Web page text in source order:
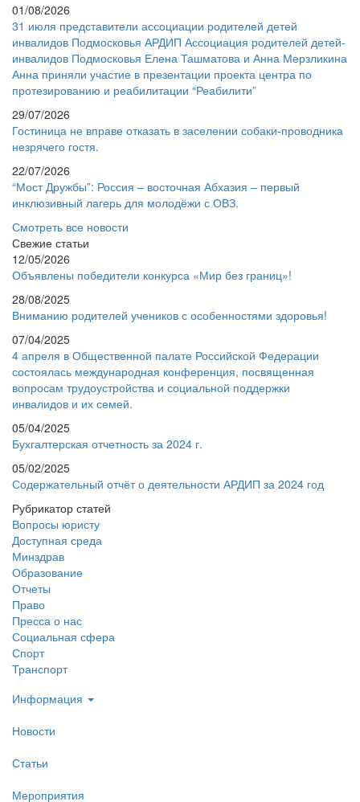
01/08/2026
31 июля представители ассоциации родителей детей
инвалидов Подмосковья АРДИП Ассоциация родителей детей-
инвалидов Подмосковья Елена Ташматова и Анна Мерзликина
Анна приняли участие в презентации проекта центра по
протезированию и реабилитации “Реабилити”
29/07/2026
Гостиница не вправе отказать в заселении собаки-проводника
незрячего гостя.
22/07/2026
“Мост Дружбы”: Россия – восточная Абхазия – первый
инклюзивный лагерь для молодёжи с ОВЗ.
Смотреть все новости
Свежие статьи
12/05/2026
Объявлены победители конкурса «Мир без границ»!
28/08/2025
Вниманию родителей учеников с особенностями здоровья!
07/04/2025
4 апреля в Общественной палате Российской Федерации
состоялась международная конференция, посвященная
вопросам трудоустройства и социальной поддержки
инвалидов и их семей.
05/04/2025
Бухгалтерская отчетность за 2024 г.
05/02/2025
Содержательный отчёт о деятельности АРДИП за 2024 год
Рубрикатор статей
Вопросы юристу
Доступная среда
Минздрав
Образование
Отчеты
Право
Пресса о нас
Социальная сфера
Спорт
Транспорт
Информация
Новости
Статьи
Мероприятия